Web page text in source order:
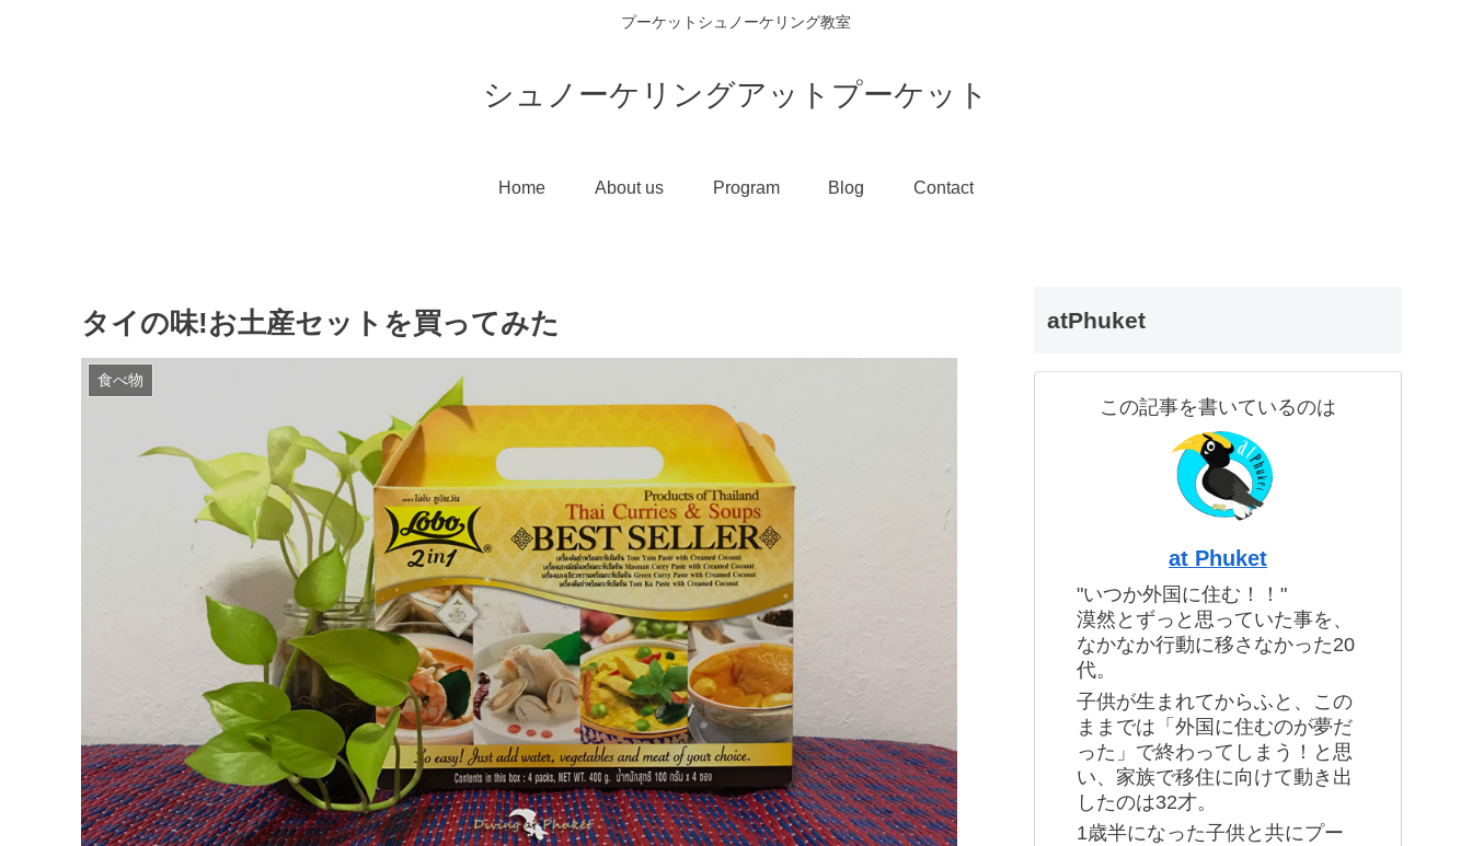
プーケットシュノーケリング教室
シュノーケリングアットプーケット
Home About us Program Blog Contact
タイの味!お土産セットを買ってみた
食べ物
atPhuket
この記事を書いているのは
at Phuket
"いつか外国に住む！！"
漠然とずっと思っていた事を、
なかなか行動に移さなかった20
代。
子供が生まれてからふと、この
ままでは「外国に住むのが夢だ
った」で終わってしまう！と思
い、家族で移住に向けて動き出
したのは32才。
1歳半になった子供と共にプー